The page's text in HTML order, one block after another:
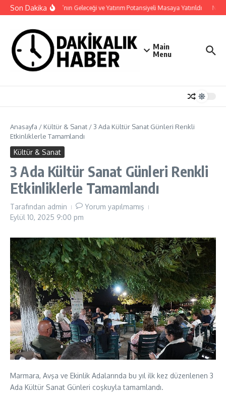
İçeriğe atla
Son DakikaHaymana’nın Geleceği ve Yatırım Potansiyeli Masaya Yatırıldı
Main
Menu
Anasayfa / Kültür & Sanat / 3 Ada Kültür Sanat Günleri Renkli
Etkinliklerle Tamamlandı
Kültür & Sanat
3 Ada Kültür Sanat Günleri Renkli
Etkinliklerle Tamamlandı
Tarafından admin
Yorum yapılmamış
Eylül 10, 2025 9:00 pm
Marmara, Avşa ve Ekinlik Adalarında bu yıl ilk kez düzenlenen 3
Ada Kültür Sanat Günleri coşkuyla tamamlandı.